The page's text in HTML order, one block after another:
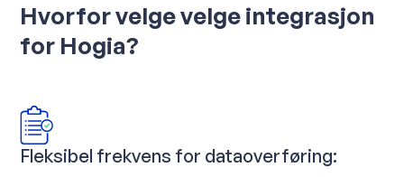
Hvorfor velge velge integrasjon
for Hogia?
Fleksibel frekvens for dataoverføring: